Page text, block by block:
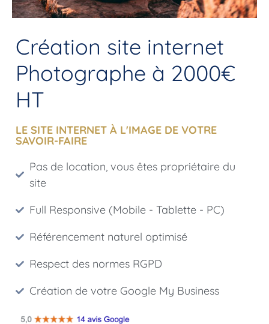
Création site internet
Photographe à 2000€
HT
LE SITE INTERNET À L'IMAGE DE VOTRE
SAVOIR-FAIRE
Pas de location, vous êtes propriétaire du
site
Full Responsive (Mobile - Tablette - PC)
Référencement naturel optimisé
Respect des normes RGPD
Création de votre Google My Business